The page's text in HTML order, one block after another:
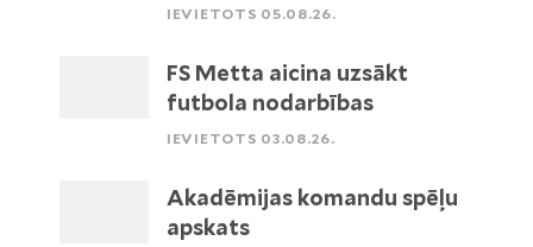
IEVIETOTS 05.08.26.
FS Metta aicina uzsākt
futbola nodarbības
IEVIETOTS 03.08.26.
Akadēmijas komandu spēļu
apskats